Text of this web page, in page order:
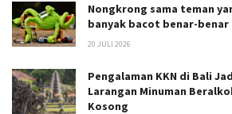
Nongkrong sama teman
banyak bacot benar-benar
20 JULI 2026
Pengalaman KKN di Bali
Larangan Minuman
Kosong